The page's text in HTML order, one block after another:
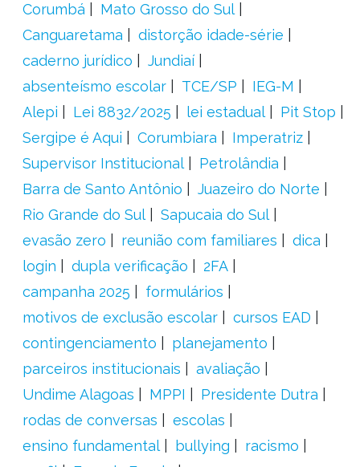
Corumbá
Mato Grosso do Sul
Canguaretama
distorção idade-série
caderno jurídico
Jundiaí
absenteísmo escolar
TCE/SP
IEG-M
Alepi
Lei 8832/2025 lei estadual
Pit Stop
Sergipe é Aqui
Corumbiara
Imperatriz
Supervisor Institucional
Petrolândia
Barra de Santo Antônio
Juazeiro do Norte
Rio Grande do Sul
Sapucaia do Sul
evasão zero
reunião com familiares
dica
login
dupla verificação
2FA
campanha 2025
formulários
motivos de exclusão escolar
cursos EAD
contingenciamento
planejamento
parceiros institucionais
avaliação
Undime Alagoas
MPPI
Presidente Dutra
rodas de conversas
escolas
ensino fundamental
bullying
racismo